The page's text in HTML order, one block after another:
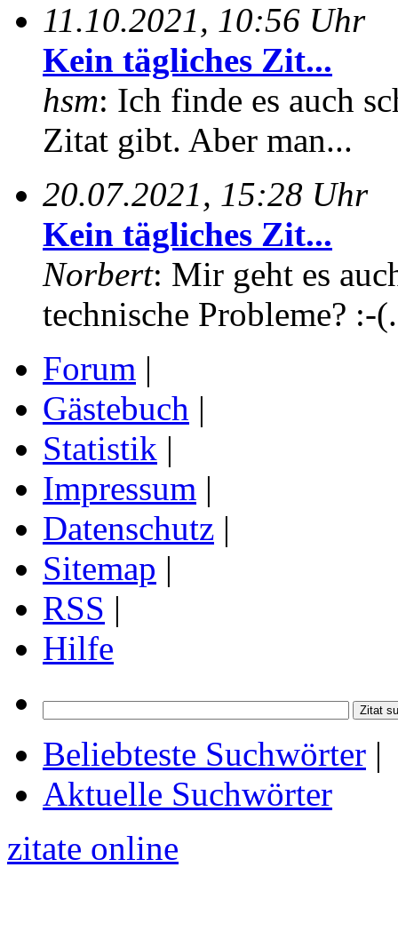
11.10.2021, 10:56 Uhr
Kein tägliches Zit...
hsm: Ich finde es auch
Zitat gibt. Aber man...
20.07.2021, 15:28 Uhr
Kein tägliches Zit...
Norbert: Mir geht es
technische Probleme? :-
Forum |
Gästebuch |
Statistik |
Impressum |
Datenschutz |
Sitemap |
RSS |
Hilfe
Beliebteste Suchwörter |
Aktuelle Suchwörter
zitate online